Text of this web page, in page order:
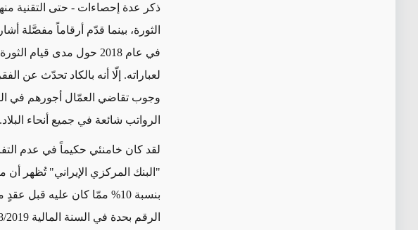
ذكر عدة إحصاءات - حتى التقنية
الثورة، بينما قدّم أرقاماً مفصَّلة
في عام 2018 حول مدى
لعباراته. إلّا أنه بالكاد تحدّث عن
وجوب تقاضي العمّال أجورهم في
الرواتب شائعة في جميع أنحاء البلاد.
لقد كان خامنئي حكيماً في عدم
بنسبة 10% ممّا كان عليه